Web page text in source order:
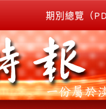
期別總覽（